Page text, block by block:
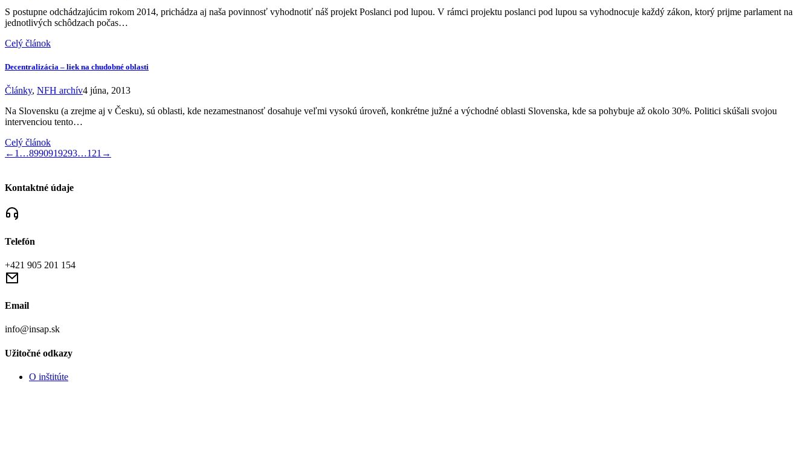
S postupne odchádzajúcim rokom 2014, prichádza aj naša povinnosť vyhodnotiť náš projekt Poslanci pod lupou. V rámci projektu poslanci pod lupou sa vyhodnocuje každý zákon, ktorý prijme parlament na
jednotlivých schôdzach počas…
Celý článok
Decentralizácia – liek na chudobné oblasti
Články, NFH archív4 júna, 2013
Na Slovensku (a zrejme aj v Česku), sú oblasti, kde nezamestnanosť dosahuje veľmi vysokú úroveň, konkrétne južné a východné oblasti Slovenska, kde sa pohybuje až okolo 30%. Politici skúšali svojou
intervenciou tento…
Celý článok
← 1 …8990919293…121 →
Kontaktné údaje
Telefón
+421 905 201 154
Email
info@insap.sk
Užitočné odkazy
O inštitúte